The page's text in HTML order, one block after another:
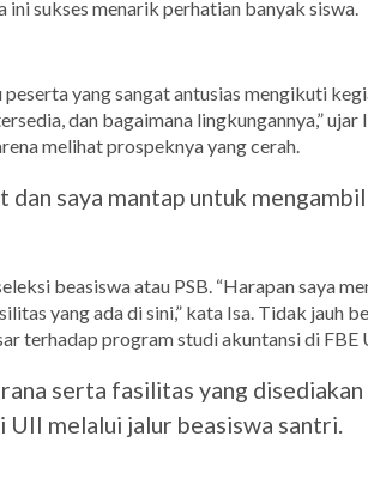
sukses menarik perhatian banyak siswa.
yang sangat antusias mengikuti
dan bagaimana lingkungannya,” ujar
melihat prospeknya yang cerah.
dan saya mantap untuk
beasiswa atau PSB. “Harapan saya
yang ada di sini,” kata Isa. Tidak jauh
terhadap program studi akuntansi di FBE
serta fasilitas yang disediakan
UII melalui jalur beasiswa santri.